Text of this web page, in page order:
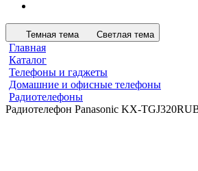
Темная тема Светлая тема
Главная
Каталог
Телефоны и гаджеты
Домашние и офисные телефоны
Радиотелефоны
Радиотелефон Panasonic KX-